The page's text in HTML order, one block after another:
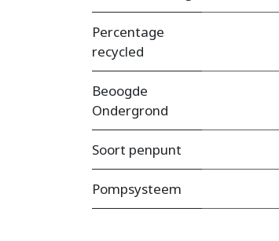
Percentage
recycled
Beoogde
Ondergrond
Soort penpunt
Pompsysteem